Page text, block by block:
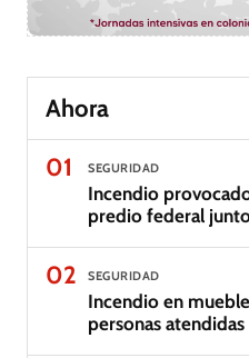
Ahora
01
SEGURIDAD
Incendio
predio federal
02 SEGURIDAD
Incendio en
personas